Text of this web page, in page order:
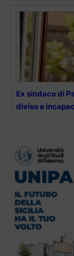
Ex sindaco di
diviso e